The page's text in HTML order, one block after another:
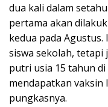
dua kali dalam
pertama akan
kedua pada
siswa sekolah,
putri usia 15 tahun
mendapatkan vaksin
pungkasnya.